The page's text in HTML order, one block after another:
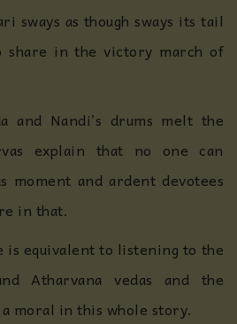
sways as though sways its tail
share in the victory march of
and Nandi’s drums melt the
explain that no one can
moment and ardent devotees
in that.
is equivalent to listening to the
Atharvana vedas and the
moral in this whole story.